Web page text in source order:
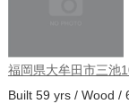
福岡県大牟田市三池